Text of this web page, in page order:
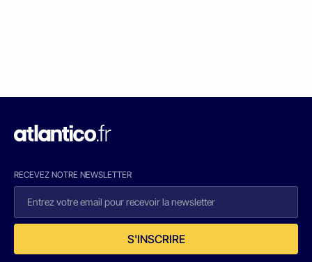
RECEVEZ NOTRE NEWSLETTER
S'INSCRIRE